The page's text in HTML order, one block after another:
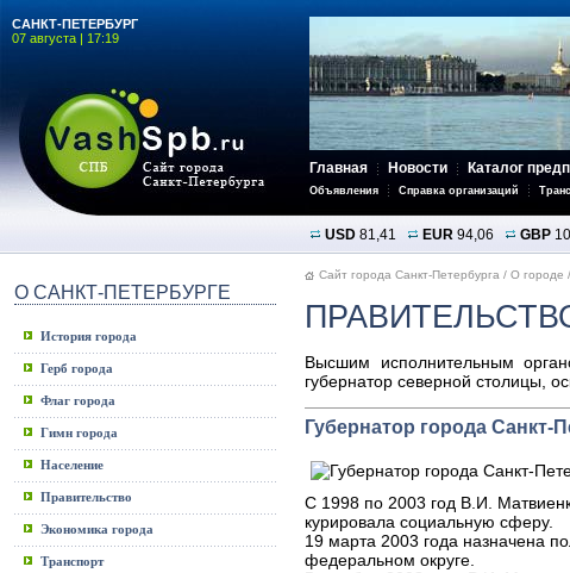
САНКТ-ПЕТЕРБУРГ
07 августа | 17:19
Главная Новости Каталог
Объявления Справка организаций
USD 81,41 EUR 94,06 GBP
О САНКТ-ПЕТЕРБУРГЕ
История города
Герб города
Флаг города
Гимн города
Население
Правительство
Экономика города
Транспорт
Сайт города Санкт-Петербурга / О городе /
Высшим исполнительным
губернатор северной столицы,
Губернатор города Санкт-
С 1998 по 2003 год В.И.
курировала социальную сферу.
19 марта 2003 года назначена
федеральном округе.